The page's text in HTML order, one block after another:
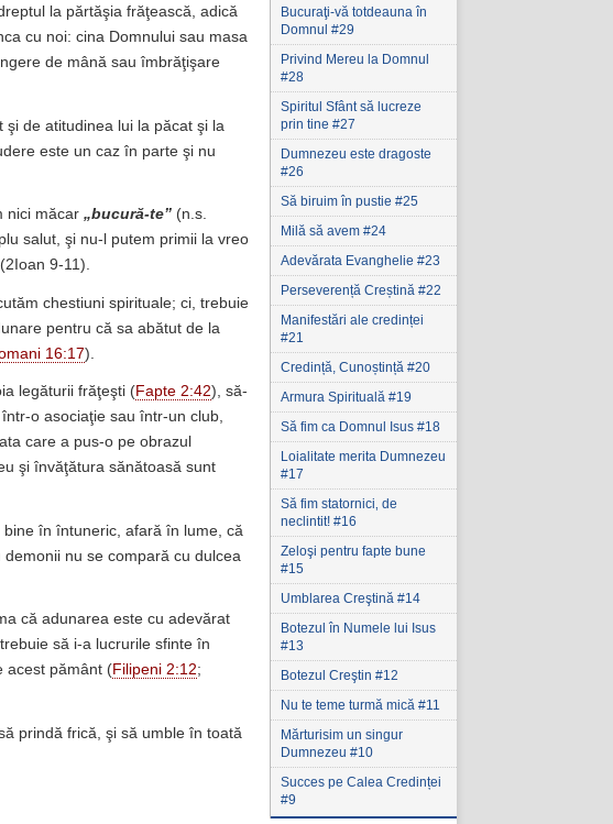
la părtăşia frăţească, adică
cu noi: cina Domnului sau masa
de mână sau îmbrăţişare
de atitudinea lui la păcat şi la
este un caz în parte şi nu
nici măcar „bucură-te” (n.s.
salut, şi nu-l putem primii la vreo
9-11).
chestiuni spirituale; ci, trebuie
pentru că sa abătut de la
16:17).
legăturii frăţeşti (Fapte 2:42), să-
o asociaţie sau într-un club,
care a pus-o pe obrazul
şi învăţătura sănătoasă sunt
în întuneric, afară în lume, că
nu se compară cu dulcea
că adunarea este cu adevărat
să i-a lucrurile sfinte în
acest pământ (Filipeni 2:12;
prindă frică, şi să umble în toată
Bucuraţi-vă totdeauna în
Domnul #29
Privind Mereu la Domnul
#28
Spiritul Sfânt să lucreze
prin tine #27
Dumnezeu este dragoste
#26
Să biruim în pustie #25
Milă să avem #24
Adevărata Evanghelie #23
Perseverență Creștină #22
Manifestări ale credinței
#21
Credință, Cunoștință #20
Armura Spirituală #19
Să fim ca Domnul Isus #18
Loialitate merita Dumnezeu
#17
Să fim statornici‚ de
neclintit! #16
Zeloşi pentru fapte bune
#15
Umblarea Creştină #14
Botezul în Numele lui Isus
#13
Botezul Creştin #12
Nu te teme turmă mică #11
Mărturisim un singur
Dumnezeu #10
Succes pe Calea Credinței
#9